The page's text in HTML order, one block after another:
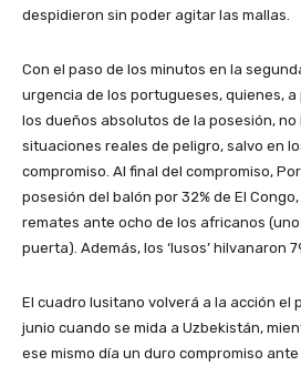
despidieron sin poder agitar las mallas.
Con el paso de los minutos en la
urgencia de los portugueses, quienes,
los dueños absolutos de la posesión,
situaciones reales de peligro, salvo en
compromiso. Al final del compromiso,
posesión del balón por 32% de El
remates ante ocho de los africanos
puerta). Además, los ‘lusos’ hilvanaron
El cuadro lusitano volverá a la acción el
junio cuando se mida a Uzbekistán,
ese mismo día un duro compromiso